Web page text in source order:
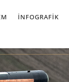
İNFOGRAFIK